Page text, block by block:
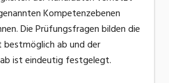
Kompetenzebenen
Die Prüfungsfragen bilden die
ab und der
ist eindeutig festgelegt.